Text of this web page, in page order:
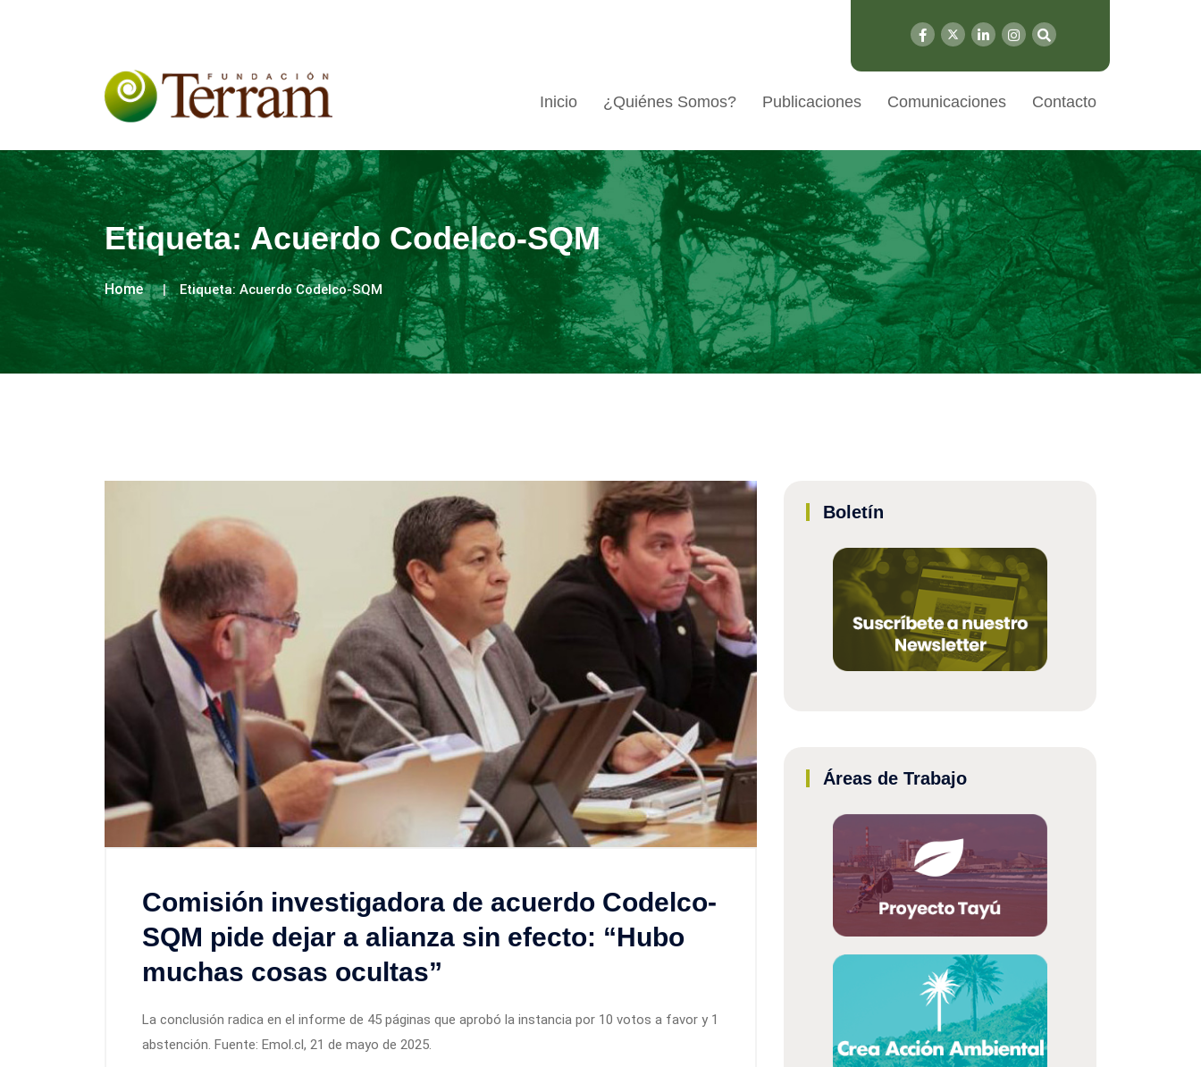
Inicio ¿Quiénes Somos? Publicaciones Comunicaciones Contacto
Etiqueta:Acuerdo Codelco-SQM
Home Etiqueta:Acuerdo Codelco-SQM
Comisión investigadora de acuerdo Codelco-
SQM pide dejar a alianza sin efecto: “Hubo
muchas cosas ocultas”
La conclusión radica en el informe de 45 páginas que aprobó la instancia por 10 votos a favor y 1
abstención. Fuente: Emol.cl, 21 de mayo de 2025.
Boletín
Áreas de Trabajo